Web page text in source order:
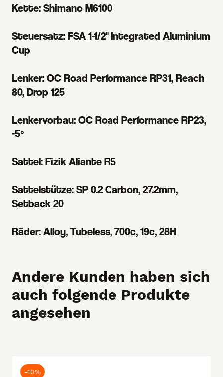
Kette: Shimano M6100
Steuersatz: FSA 1-1/2" Integrated Aluminium
Cup
Lenker: OC Road Performance RP31, Reach
80, Drop 125
Lenkervorbau: OC Road Performance RP23,
-5º
Sattel: Fizik Aliante R5
Sattelstütze: SP 0.2 Carbon, 27.2mm,
Setback 20
Räder: Alloy, Tubeless, 700c, 19c, 28H
Andere Kunden haben sich
auch folgende Produkte
angesehen
-10%